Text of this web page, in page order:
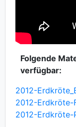
Folgende
verfügbar:
2012-
2012-Erdkröte-
2012-Erdkröte-